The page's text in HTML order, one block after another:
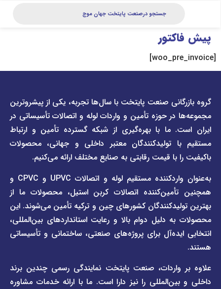
صنعت پایتخت با سال‌ها تجربه، یکی از پیشروترین
حوزه تأمین و واردات لوله و اتصالات تأسیساتی در
ما با بهره‌گیری از شبکه گسترده تأمین و ارتباط
تولیدکنندگان معتبر داخلی و جهانی، محصولات
با قیمت رقابتی به صنایع مختلف ارائه می‌کنیم.
به‌عنوان واردکننده مستقیم لوله و اتصالات UPVC و CPVC و
اتصالات کربن استیل، محصولات ما از
کشورهای چین و ترکیه تأمین می‌شوند. این
دلیل دوام بالا و رعایت استانداردهای بین‌المللی،
برای پروژه‌های صنعتی، ساختمانی و تأسیساتی
صنعت پایتخت نمایندگی رسمی چندین برند
را نیز دارا است. ما با ارائه خدمات مشاوره
دسترسی
سریع
صفحه
لیست
قیمت
صفحه
برند
پیمتاش
صفحه
برند
فاراب
پول
دسترسی
سریع
درباره
ما
قوانین
و
مقررات
وبلاگ
خبری